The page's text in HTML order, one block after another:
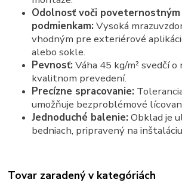
Odolnosť voči poveternostným
podmienkam: Vysoká
vhodným pre exteriérové
alebo sokle.
Pevnosť: Váha 45 kg/m² svedčí
kvalitnom prevedení.
Precízne spracovanie:
umožňuje bezproblémové
Jednoduché balenie: Obklad je
bedniach, pripravený na
Tovar zaradený v kategóriách